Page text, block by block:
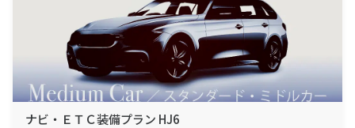
ナビ・ＥＴＣ装備プラン HJ6